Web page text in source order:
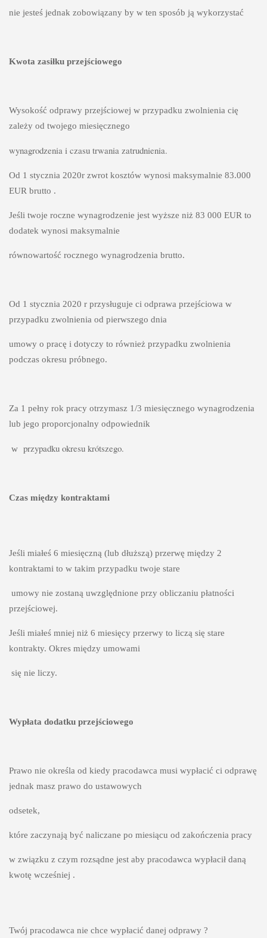
nie jesteś jednak zobowiązany by w ten sposób ją wykorzystać
Kwota zasiłku przejściowego
Wysokość odprawy przejściowej w przypadku zwolnienia cię
zależy od twojego miesięcznego
wynagrodzenia i czasu trwania zatrudnienia.
Od 1 stycznia 2020r zwrot kosztów wynosi maksymalnie 83.000
EUR brutto .
Jeśli twoje roczne wynagrodzenie jest wyższe niż 83 000 EUR to
dodatek wynosi maksymalnie
równowartość rocznego wynagrodzenia brutto.
Od 1 stycznia 2020 r przysługuje ci odprawa przejściowa w
przypadku zwolnienia od pierwszego dnia
umowy o pracę i dotyczy to również przypadku zwolnienia
podczas okresu próbnego.
Za 1 pełny rok pracy otrzymasz 1/3 miesięcznego wynagrodzenia
lub jego proporcjonalny odpowiednik
w przypadku okresu krótszego.
Czas między kontraktami
Jeśli miałeś 6 miesięczną (lub dłuższą) przerwę między 2
kontraktami to w takim przypadku twoje stare
przejściowej.
Jeśli miałeś mniej niż 6 miesięcy przerwy to liczą się stare
kontrakty. Okres między umowami
się nie liczy.
Wypłata dodatku przejściowego
Prawo nie określa od kiedy pracodawca musi wypłacić ci odprawę
jednak masz prawo do ustawowych
odsetek,
które zaczynają być naliczane po miesiącu od zakończenia pracy
w związku z czym rozsądne jest aby pracodawca wypłacił daną
kwotę wcześniej .
Twój pracodawca nie chce wypłacić danej odprawy ?